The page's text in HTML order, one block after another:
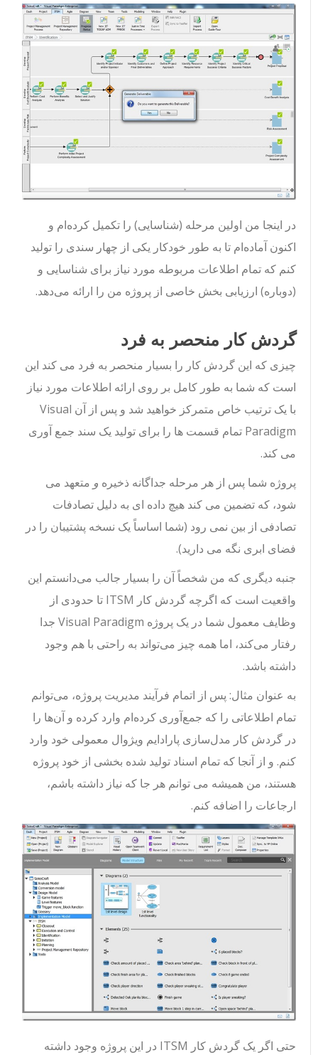
در اینجا من اولین مرحله (شناسایی) را تکمیل کرده‌ام و
اکنون آماده‌ام تا به طور خودکار یکی از چهار سندی را تولید
کنم که تمام اطلاعات مربوطه مورد نیاز برای شناسایی و
(دوباره) ارزیابی بخش خاصی از پروژه من را ارائه می‌دهد.
گردش کار منحصر به فرد
چیزی که این گردش کار را بسیار منحصر به فرد می کند این
است که شما به طور کامل بر روی ارائه اطلاعات مورد نیاز
با یک ترتیب خاص متمرکز خواهید شد و پس از آن Visual
Paradigm تمام قسمت ها را برای تولید یک سند جمع آوری
می کند.
پروژه شما پس از هر مرحله جداگانه ذخیرهو متعهد می
شود، که تضمین می کند هیچ داده ای به دلیل تصادفات
تصادفی از بین نمی رود (شما اساساً یک نسخه پشتیبان را در
فضای ابری نگه می دارید).
جنبه دیگری که من شخصاً آن را بسیار جالب می‌دانستم این
واقعیت است که اگرچه گردش کار ITSM تا حدودی از
وظایف معمول شما در یک پروژه Visual Paradigm جدا
رفتار می‌کند، اما همه چیز می‌تواند به راحتی با هم وجود
داشته باشد.
به عنوان مثال: پس از اتمام فرآیند مدیریت پروژه، می‌توانم
تمام اطلاعاتی را که جمع‌آوری کرده‌ام وارد کرده و آن‌ها را
در گردش کار مدل‌سازی پارادایم ویژوال معمولی خود وارد
کنم. و از آنجا که تمام اسناد تولید شده بخشی از خود پروژه
هستند، من همیشه می توانم هر جا که نیاز داشته باشم،
ارجاعات را اضافه کنم.
حتی اگر یک گردش کار ITSM در این پروژه وجود داشته